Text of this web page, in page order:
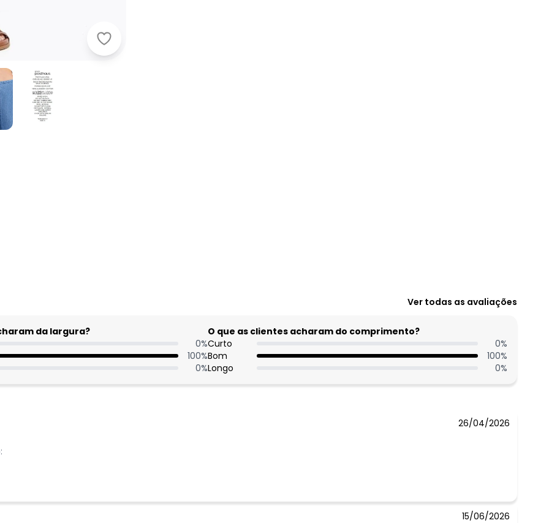
Quintess - Vestido Azul Claro em Jeans
Ver todas as avaliações
da largura?
0%
100%
0%
O que as clientes acharam do comprimento?
Curto
0%
Bom
100%
Longo
0%
26/04/2026
15/06/2026